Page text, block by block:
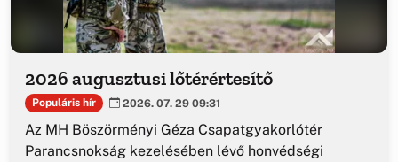
2026 augusztusi lőtérértesítő
Populáris hír 2026. 07. 29 09:31
Az MH Böszörményi Géza Csapatgyakorlótér
Parancsnokság kezelésében lévő honvédségi